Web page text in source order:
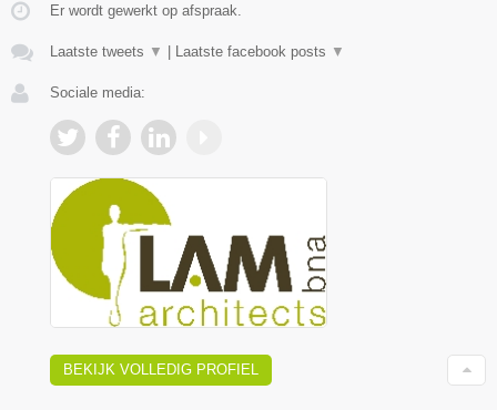
Er wordt gewerkt op afspraak.
Laatste tweets ▼ | Laatste facebook posts ▼
Sociale media:
BEKIJK VOLLEDIG PROFIEL